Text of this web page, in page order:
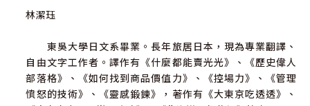
林潔珏
東吳大學日文系畢業。長年旅居日本，現為專業翻譯、
自由文字工作者。譯作有《什麼都能賣光光》、《歷史偉人
部落格》、《如何找到商品價值力》、《控場力》、《管理
憤怒的技術》、《靈感鍛鍊》，著作有《大東京吃透透》、